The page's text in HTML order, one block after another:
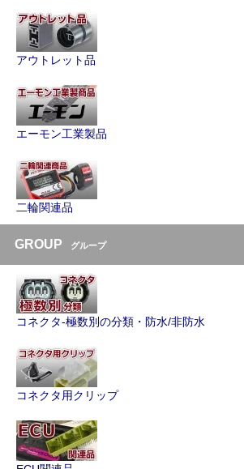
アウトレット品
エーモン工業製品
二輪関連品
GROUP グループ
コネクタ-極数別の分類・防水/非防水
コネクタ用クリップ